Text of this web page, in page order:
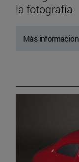
la fotografía
Más informacion